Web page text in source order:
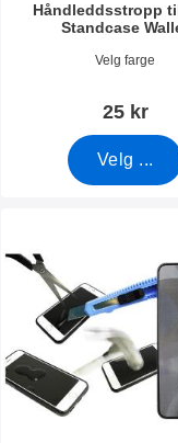
Håndleddsstropp
Standcase
Varenummer 40789
Velg farge
25 kr
Velg ...
favoritt
Galaxy S24 Plus
av glass